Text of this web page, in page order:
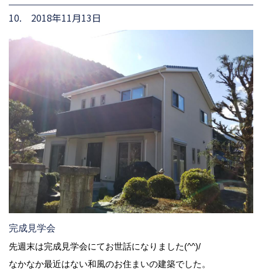
10. 2018年11月13日
完成見学会
先週末は完成見学会にてお世話になりました(^^)/
なかなか最近はない和風のお住まいの建築でした。